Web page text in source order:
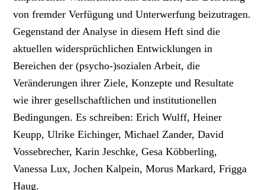
von fremder Verfügung und Unterwerfung beizutragen.
Gegenstand der Analyse in diesem Heft sind die
aktuellen widersprüchlichen Entwicklungen in
Bereichen der (psycho-)sozialen Arbeit, die
Veränderungen ihrer Ziele, Konzepte und Resultate
wie ihrer gesellschaftlichen und institutionellen
Bedingungen. Es schreiben: Erich Wulff, Heiner
Keupp, Ulrike Eichinger, Michael Zander, David
Vossebrecher, Karin Jeschke, Gesa Köbberling,
Vanessa Lux, Jochen Kalpein, Morus Markard, Frigga
Haug.